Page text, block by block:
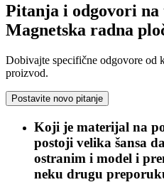
Pitanja i odgovori
Magnetska radna
Dobivajte specifične odgovore od
proizvod.
Postavite novo pitanje
Koji je materijal na
postoji velika šansa
ostranim i model i
neku drugu